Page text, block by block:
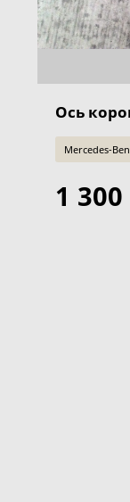
Ось
Mercedes-
1 300